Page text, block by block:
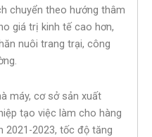
chuyển theo hướng thâm
giá trị kinh tế cao hơn,
nuôi trang trại, công
máy, cơ sở sản xuất
tạo việc làm cho hàng
2021-2023, tốc độ tăng